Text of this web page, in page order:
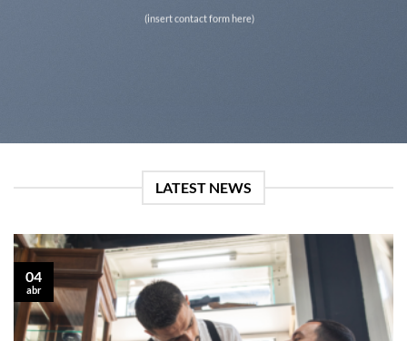
(insert contact form here)
LATEST NEWS
04
abr